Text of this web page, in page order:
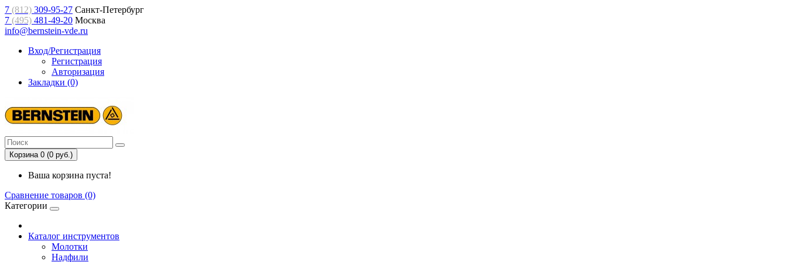
7 (812) 309-95-27 Санкт-Петербург
7 (495) 481-49-20 Москва
info@bernstein-vde.ru
Вход/Регистрация
Регистрация
Авторизация
Закладки (0)
Корзина 0 (0 руб.)
Ваша корзина пуста!
Сравнение товаров (0)
Категории
Каталог инструментов
Молотки
Надфили